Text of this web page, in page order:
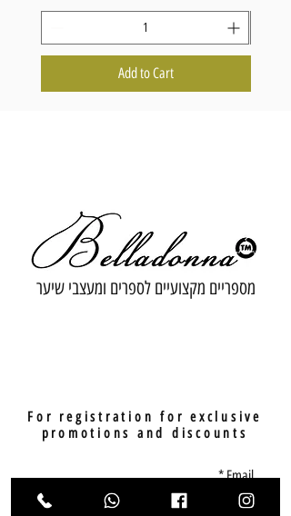
Add to Cart
מספריים מקצועיים לספרים ומעצבי שיער
For registration for exclusive
promotions and discounts
Email